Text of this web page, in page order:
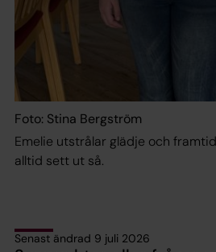
Foto: Stina Bergström
Emelie utstrålar glädje och
alltid sett ut så.
Senast ändrad 9 juli 2026